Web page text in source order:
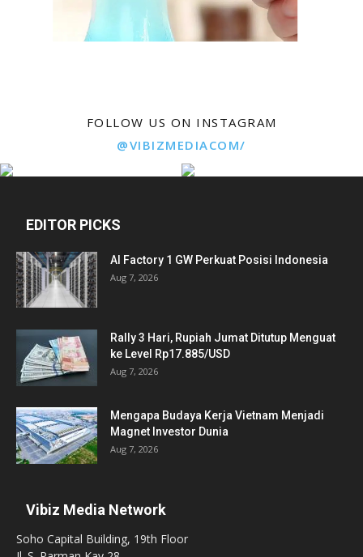
FOLLOW US ON INSTAGRAM
@VIBIZMEDIACOM/
EDITOR PICKS
AI Factory 1 GW Perkuat Posisi Indonesia
Aug 7, 2026
Rally 3 Hari, Rupiah Jumat Ditutup Menguat
ke Level Rp17.885/USD
Aug 7, 2026
Mengapa Budaya Kerja Vietnam Menjadi
Magnet Investor Dunia
Aug 7, 2026
Vibiz Media Network
Soho Capital Building, 19th Floor